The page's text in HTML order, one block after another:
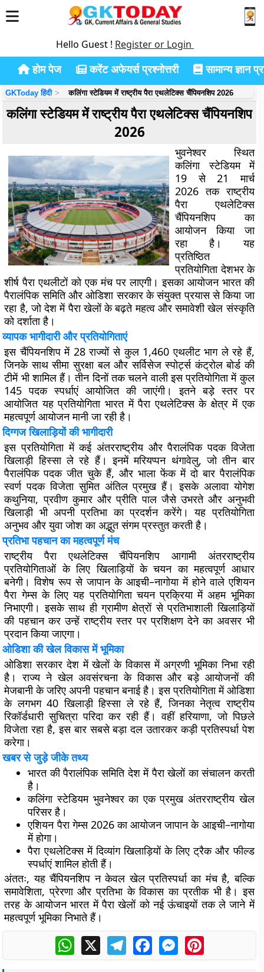
Hello Guest ! Register or Login
होम पेज करेंट अफेयर्स प्रश्नोत्तरी सामान्य ज्ञान
GKToday हिंदी कलिंगा स्टेडियम में राष्ट्रीय पैरा एथलेटिक्स चैंपियनशिप 2026
कलिंगा स्टेडियम में राष्ट्रीय पैरा एथलेटिक्स चैंपियनशिप
2026
भुवनेश्वर स्थित
कलिंगा स्टेडियम में
19 से 21 मार्च
2026 तक राष्ट्रीय
पैरा एथलेटिक्स
चैंपियनशिप का
आयोजन किया जा
रहा है। यह
प्रतिष्ठित
प्रतियोगिता देशभर के
शीर्ष पैरा एथलीटों को एक मंच पर लाएगी। इसका आयोजन भारत की
पैरालंपिक समिति और ओडिशा सरकार के संयुक्त प्रयास से किया जा
रहा है, जो देश में पैरा खेलों के बढ़ते महत्व और समावेशी खेल संस्कृति
को दर्शाता है।
व्यापक भागीदारी और प्रतियोगिताएं
इस चैंपियनशिप में 28 राज्यों से कुल 1,460 एथलीट भाग ले रहे हैं,
जिनके साथ सीमा सुरक्षा बल और सर्विसेज स्पोर्ट्स कंट्रोल बोर्ड की
टीमें भी शामिल हैं। तीन दिनों तक चलने वाली इस प्रतियोगिता में कुल
145 पदक स्पर्धाएं आयोजित की जाएंगी। इतने बड़े स्तर पर
आयोजित यह प्रतियोगिता भारत में पैरा एथलेटिक्स के क्षेत्र में एक
महत्वपूर्ण आयोजन मानी जा रही है।
दिग्गज खिलाड़ियों की भागीदारी
इस प्रतियोगिता में कई अंतरराष्ट्रीय और पैरालंपिक पदक विजेता
खिलाड़ी हिस्सा ले रहे हैं। इनमें मरियप्पन थंगावेलु, जो तीन बार
पैरालंपिक पदक जीत चुके हैं, और भाला फेंक में दो बार पैरालंपिक
स्वर्ण पदक विजेता सुमित अंतिल प्रमुख हैं। इसके अलावा योगेश
कथुनिया, प्रवीण कुमार और प्रीति पाल जैसे उभरते और अनुभवी
खिलाड़ी भी अपनी प्रतिभा का प्रदर्शन करेंगे। यह प्रतियोगिता
अनुभव और युवा जोश का अद्भुत संगम प्रस्तुत करती है।
प्रतिभा पहचान का महत्वपूर्ण मंच
राष्ट्रीय पैरा एथलेटिक्स चैंपियनशिप आगामी अंतरराष्ट्रीय
प्रतियोगिताओं के लिए खिलाड़ियों के चयन का महत्वपूर्ण आधार
बनेगी। विशेष रूप से जापान के आइची–नागोया में होने वाले एशियन
पैरा गेम्स के लिए यह प्रतियोगिता चयन प्रक्रिया में अहम भूमिका
निभाएगी। इसके साथ ही ग्रामीण क्षेत्रों से प्रतिभाशाली खिलाड़ियों
की पहचान कर उन्हें राष्ट्रीय स्तर पर प्रशिक्षण देने का अवसर भी
प्रदान किया जाएगा।
ओडिशा की खेल विकास में भूमिका
ओडिशा सरकार देश में खेलों के विकास में अग्रणी भूमिका निभा रही
है। राज्य ने खेल अवसंरचना के विकास और बड़े आयोजनों की
मेजबानी के जरिए अपनी पहचान बनाई है। इस प्रतियोगिता में ओडिशा
के लगभग 40 खिलाड़ी हिस्सा ले रहे हैं, जिनका नेतृत्व राष्ट्रीय
रिकॉर्डधारी सुचित्रा परिदा कर रही हैं। वहीं हरियाणा, जो पिछले
विजेता रहा है, इस बार सबसे बड़ा दल उतारकर कड़ी प्रतिस्पर्धा पेश
करेगा।
खबर से जुड़े जीके तथ्य
भारत की पैरालंपिक समिति देश में पैरा खेलों का संचालन करती
है।
कलिंगा स्टेडियम भुवनेश्वर का एक प्रमुख अंतरराष्ट्रीय खेल
परिसर है।
एशियन पैरा गेम्स 2026 का आयोजन जापान के आइची–नागोया
में होगा।
पैरा एथलेटिक्स में दिव्यांग खिलाड़ियों के लिए ट्रैक और फील्ड
स्पर्धाएं शामिल होती हैं।
अंततः, यह चैंपियनशिप न केवल खेल प्रतिस्पर्धा का मंच है, बल्कि
समावेशिता, प्रेरणा और प्रतिभा के विकास का प्रतीक भी है। इस
तरह के आयोजन भारत में पैरा खेलों को नई ऊंचाइयों तक ले जाने में
महत्वपूर्ण भूमिका निभाते हैं।
WhatsApp
X TelegramFacebookMessengerPinterest